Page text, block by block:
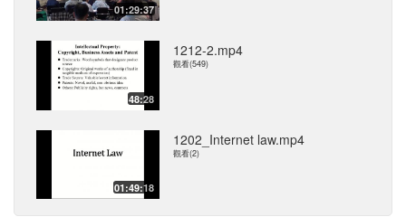
01:29:37
48:28
1212-2.mp4
觀看(549)
01:49:18
1202_Internet law.mp4
觀看(2)